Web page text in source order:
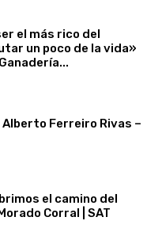
el más rico del
un poco de la vida»
Ferreiro Rivas –
el camino del
Corral | SAT